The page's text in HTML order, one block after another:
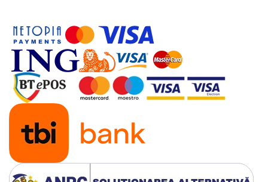
Ultrabookuri
Laptop-uri 2 in 1
Accesorii laptop
Mini PC AI
Piese si accesorii
Accesorii Printing
Ribbon
Desktop PC
PC Office